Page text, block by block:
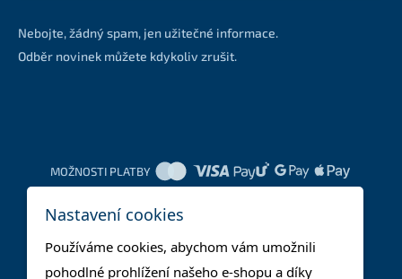
Nebojte, žádný spam, jen užitečné informace.
Odběr novinek můžete kdykoliv zrušit.
MOŽNOSTI PLATBY
Nastavení cookies
Používáme cookies, abychom vám umožnili
pohodlné prohlížení našeho e-shopu a díky